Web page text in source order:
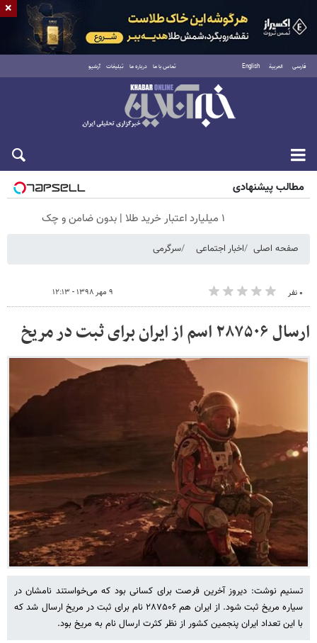
فارسی العربية English تماس با ما درباره ما تبلیغات آرشیو
پنجشنبه ۱۵ مرداد ۱۴۰۵
مطالب پیشنهادی
۱ میلیارد اعتبار خرید طلا | بدون ضامن و چک
صفحه اصلی اخبار اجتماعی سرگرمی
۰ نفر ۹ مهر ۱۳۹۸ - ۱۲:۱۳
ارسال ۲۸۷۵۰۶ اسم از ایران برای ثبت در مریخ
تسنیم نوشت: دیروز آخرین فرصت برای کسانی بود که می‌خواستند نامشان در
سیاره مریخ ثبت شود. از ایران هم ۲۸۷۵۰۶ نام برای ثبت در مریخ ارسال شد که
با این تعداد ایران پنجمین کشور از نظر کثرت ارسال نام به مریخ بود.
×